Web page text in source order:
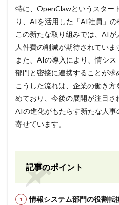
特に、OpenClawというスター
り、AIを活用した「AI社員」の
この新たな取り組みでは、AIが
人件費の削減が期待されていま
また、AIの導入により、情シ
部門と密接に連携することが求
こうした流れは、企業の働き
めており、今後の展開が注目さ
AIの進化がもたらす新たな人
寄せています。
記事のポイント
情報システム部門の役割転